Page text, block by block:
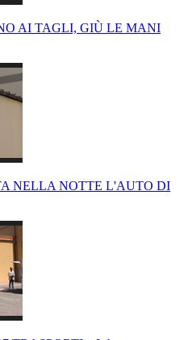
AI TAGLI, GIÙ LE MANI
NELLA NOTTE L'AUTO DI